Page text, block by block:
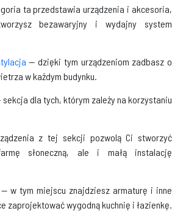
ta przedstawia urządzenia i akcesoria,
bezawaryjny i wydajny system
— dzięki tym urządzeniom zadbasz o
w każdym budynku.
sekcja dla tych, którym zależy na korzystaniu
z tej sekcji pozwolą Ci stworzyć
słoneczną, ale i małą instalację
— w tym miejscu znajdziesz armaturę i inne
zaprojektować wygodną kuchnię i łazienkę.